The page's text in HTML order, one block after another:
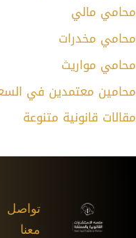
محامي مالي
محامي مخدرات
محامي مواريث
محامين معتمدين في
مقالات قانونية متنوعة
تواصل
معنا